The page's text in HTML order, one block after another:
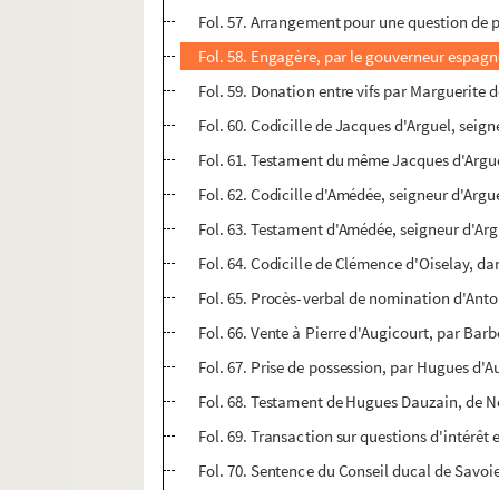
Fol. 57. Arrangement pour une question
Fol. 58. Engagère, par le gouverneur
Fol. 59. Donation entre vifs par Marguerite
Fol. 60. Codicille de Jacques d'Arguel,
Fol. 61. Testament du même Jacques
Fol. 62. Codicille d'Amédée, seigneur
Fol. 63. Testament d'Amédée, seigneur
Fol. 64. Codicille de Clémence d'Oiselay,
Fol. 65. Procès-verbal de nomination
Fol. 66. Vente à Pierre d'Augicourt, par
Fol. 67. Prise de possession, par Hugues
Fol. 68. Testament de Hugues Dauzain,
Fol. 69. Transaction sur questions d'intérêt
Fol. 70. Sentence du Conseil ducal de